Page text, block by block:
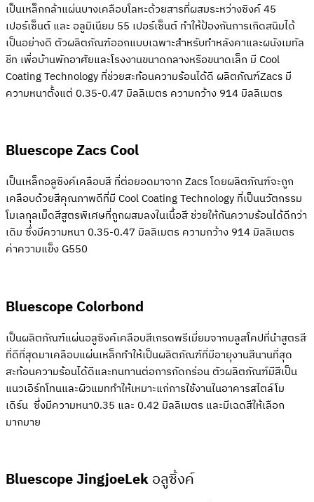
เป็นเหล็กกล้าแผ่นบางเคลือบโลหะด้วยสารที่ผสมระหว่างซิงค์ 45
เปอร์เซ็นต์ และ อลูมิเนียม 55 เปอร์เซ็นต์ ทำให้ป้องกันการเกิดสนิมได้
เป็นอย่างดี ตัวผลิตภัณฑ์ออกแบบเฉพาะสำหรับทำหลังคาและผนังเมทัล
ชีท เพื่อบ้านพักอาศัยและโรงงานขนาดกลางหรือขนาดเล็ก มี Cool
Coating Technology ที่ช่วยสะท้อนความร้อนได้ดี ผลิตภัณฑ์Zacs มี
ความหนาตั้งแต่ 0.35-0.47 มิลลิเมตร ความกว้าง 914 มิลลิเมตร
Bluescope Zacs Cool
เป็นเหล็กอลูซิงค์เคลือบสี ที่ต่อยอดมาจาก Zacs โดยผลิตภัณฑ์จะถูก
เคลือบด้วยสีคุณภาพดีที่มี Cool Coating Technology ที่เป็นนวัตกรรม
โมเลกุลเม็ดสีสูตรพิเศษที่ถูกผสมลงในเนื้อสี ช่วยให้กันความร้อนได้ดีกว่า
เดิม ซึ่งมีความหนา 0.35-0.47 มิลลิเมตร ความกว้าง 914 มิลลิเมตร
ค่าความแข็ง G550
Bluescope Colorbond
เป็นผลิตภัณฑ์แผ่นอลูซิงค์เคลือบสีเกรดพรีเมี่ยมจากบลูสโคปที่นำสูตรสี
ที่ดีที่สุดมาเคลือบแผ่นเหล็กทำให้เป็นผลิตภัณฑ์ที่มีอายุงานสีนานที่สุด
สะท้อนความร้อนได้ดีและทนทานต่อการกัดกร่อน ตัวผลิตภัณฑ์มีสีเป็น
แนวเอิร์ทโทนและผิวแมททำให้เหมาะแก่การใช้งานในอาคารสไตล์โม
เดิร์น ซึ่งมีความหนา0.35 และ 0.42 มิลลิเมตร และมีเฉดสีให้เลือก
มากมาย
Bluescope JingjoeLekอลูซิ้งค์